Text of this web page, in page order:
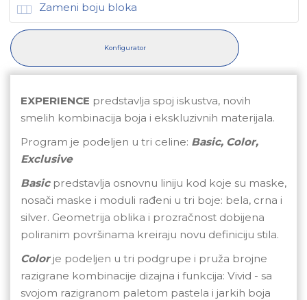
Zameni boju bloka
Konfigurator
EXPERIENCE predstavlja spoj iskustva, novih
smelih kombinacija boja i ekskluzivnih materijala.
Program je podeljen u tri celine: Basic, Color,
Exclusive
Basicpredstavlja osnovnu liniju kod koje su maske,
nosači maske i moduli rađeni u tri boje: bela, crna i
silver. Geometrija oblika i prozračnost dobijena
poliranim površinama kreiraju novu definiciju stila.
Colorje podeljen u tri podgrupe i pruža brojne
razigrane kombinacije dizajna i funkcija: Vivid - sa
svojom razigranom paletom pastela i jarkih boja